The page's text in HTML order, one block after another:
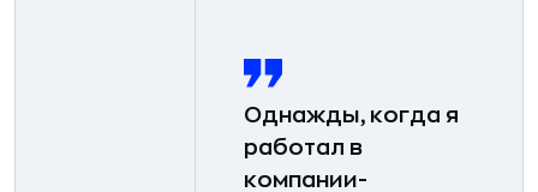
Однажды, когда я
работал в
компании-